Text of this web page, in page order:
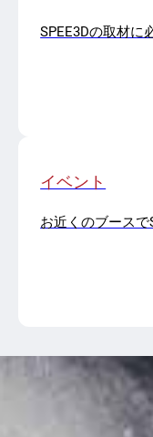
SPEE3Dの取材に
イベント
お近くのブースで